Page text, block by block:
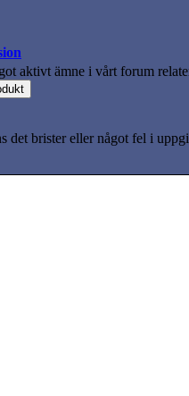
aktivt ämne i vårt forum
brister eller något fel i